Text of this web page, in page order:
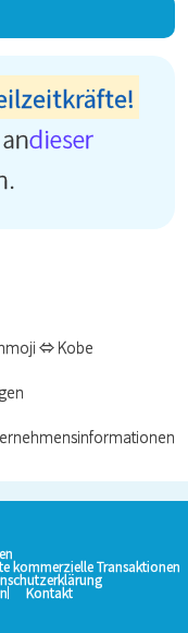
dieser
⇔ Kobe
kommerzielle Transaktionen
Kontakt